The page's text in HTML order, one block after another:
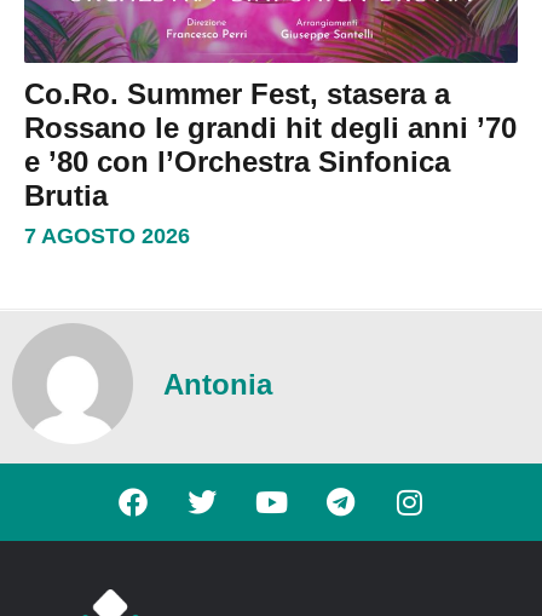
Co.Ro. Summer Fest, stasera a
Rossano le grandi hit degli anni ’70
e ’80 con l’Orchestra Sinfonica
Brutia
7 AGOSTO 2026
Antonia